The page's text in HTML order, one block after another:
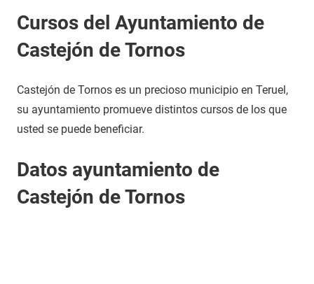
Cursos del Ayuntamiento de
Castejón de Tornos
Castejón de Tornos es un precioso municipio en Teruel,
su ayuntamiento promueve distintos cursos de los que
usted se puede beneficiar.
Datos ayuntamiento de
Castejón de Tornos